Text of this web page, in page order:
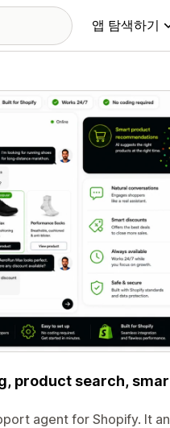
앱 탐색하기
product search,
agent for Shopify. It